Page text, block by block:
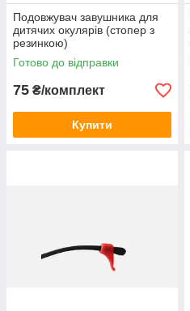
Подовжувач завушника для
дитячих окулярів (стопер з
резинкою)
Готово до відправки
75 ₴/комплект
Купити